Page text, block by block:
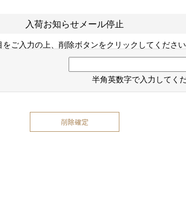
入荷お知らせメール停止
をご入力の上、削除ボタンをクリックしてください
半角英数字で入力してく